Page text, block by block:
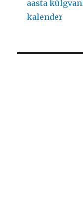
aasta
kalender